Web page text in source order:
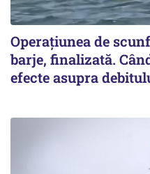
Operațiunea de
barje, finalizată.
efecte asupra